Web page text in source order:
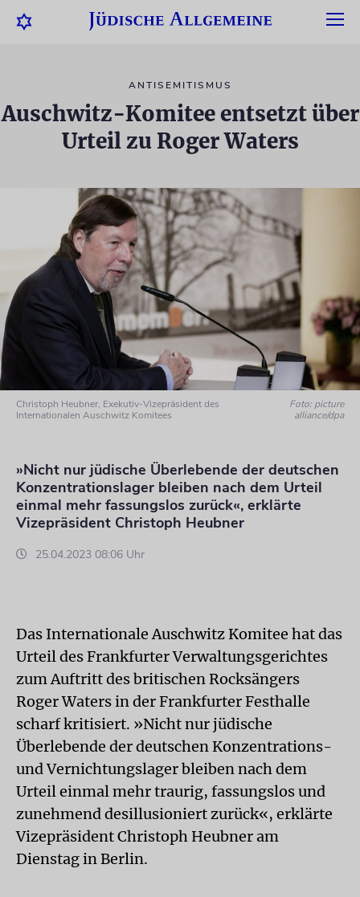
ANTISEMITISMUS
Auschwitz-Komitee entsetzt über
Urteil zu Roger Waters
Christoph Heubner, Exekutiv-Vizepräsident des
Internationalen Auschwitz Komitees
Foto: picture
alliance/dpa
»Nicht nur jüdische Überlebende der deutschen
Konzentrationslager bleiben nach dem Urteil
einmal mehr fassungslos zurück«, erklärte
Vizepräsident Christoph Heubner
25.04.2023 08:06 Uhr
Das Internationale Auschwitz Komitee hat das
Urteil des Frankfurter Verwaltungsgerichtes
zum Auftritt des britischen Rocksängers
Roger Waters in der Frankfurter Festhalle
scharf kritisiert. »Nicht nur jüdische
Überlebende der deutschen Konzentrations-
und Vernichtungslager bleiben nach dem
Urteil einmal mehr traurig, fassungslos und
zunehmend desillusioniert zurück«, erklärte
Vizepräsident Christoph Heubner am
Dienstag in Berlin.